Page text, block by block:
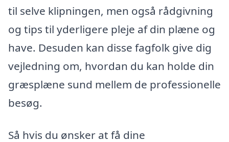
til selve klipningen, men også rådgivning
og tips til yderligere pleje af din plæne og
have. Desuden kan disse fagfolk give dig
vejledning om, hvordan du kan holde din
græsplæne sund mellem de professionelle
besøg.
Så hvis du ønsker at få dine